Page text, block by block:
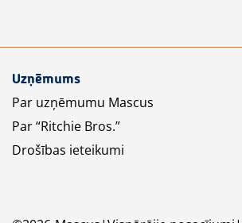
Uzņēmums
Par uzņēmumu Mascus
Par “Ritchie Bros.”
Drošības ieteikumi